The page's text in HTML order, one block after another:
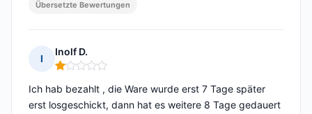
Übersetzte Bewertungen
I
Inolf D.
Hinweis: 1 von 5
Ich hab bezahlt , die Ware wurde erst 7 Tage später
erst losgeschickt, dann hat es weitere 8 Tage gedauert